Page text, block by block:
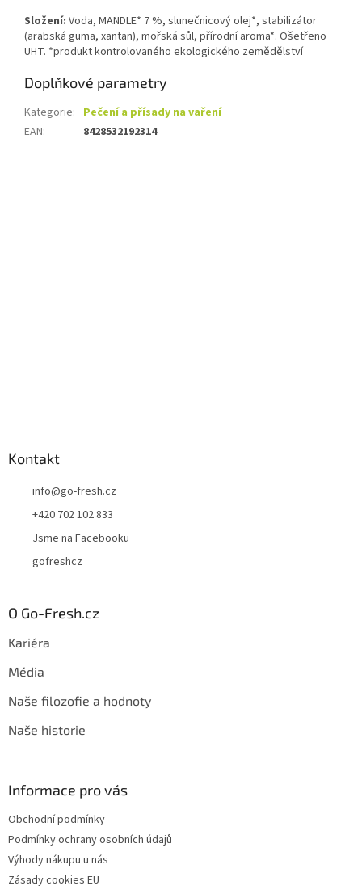
Složení: Voda, MANDLE* 7 %, slunečnicový olej*, stabilizátor
(arabská guma, xantan), mořská sůl, přírodní aroma*. Ošetřeno
UHT. *produkt kontrolovaného ekologického zemědělství
Doplňkové parametry
Kategorie: Pečení a přísady na vaření
EAN: 8428532192314
Kontakt
info@go-fresh.cz
+420 702 102 833
Jsme na Facebooku
gofreshcz
O Go-Fresh.cz
Kariéra
Média
Naše filozofie a hodnoty
Naše historie
Informace pro vás
Obchodní podmínky
Podmínky ochrany osobních údajů
Výhody nákupu u nás
Zásady cookies EU